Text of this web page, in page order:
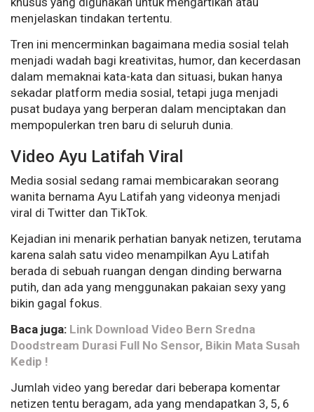
menjelaskan tindakan tertentu.
Tren ini mencerminkan bagaimana media sosial telah
menjadi wadah bagi kreativitas, humor, dan kecerdasan
dalam memaknai kata-kata dan situasi, bukan hanya
sekadar platform media sosial, tetapi juga menjadi
pusat budaya yang berperan dalam menciptakan dan
mempopulerkan tren baru di seluruh dunia.
Video Ayu Latifah Viral
Media sosial sedang ramai membicarakan seorang
wanita bernama Ayu Latifah yang videonya menjadi
viral di Twitter dan TikTok.
Kejadian ini menarik perhatian banyak netizen, terutama
karena salah satu video menampilkan Ayu Latifah
berada di sebuah ruangan dengan dinding berwarna
putih, dan ada yang menggunakan pakaian sexy yang
bikin gagal fokus.
Baca juga: Link Download Video Bern Sredna
Doodstream Durasi Full No Sensor, Bikin Mata Susah
Kedip !
Jumlah video yang beredar dari beberapa komentar
netizen tentu beragam, ada yang mendapatkan 3, 5, 6